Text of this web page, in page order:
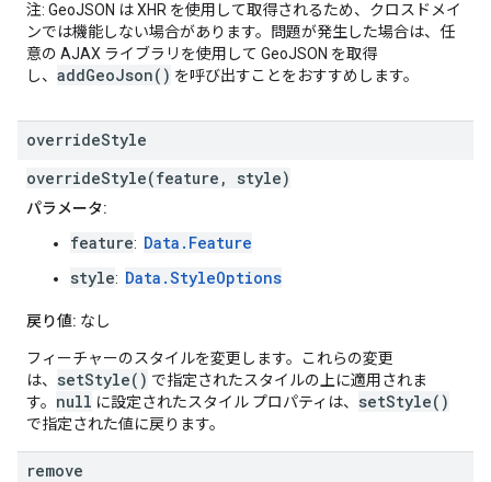
注: GeoJSON は XHR を使用して取得されるため、クロスドメイ
ンでは機能しない場合があります。問題が発生した場合は、任
意の AJAX ライブラリを使用して GeoJSON を取得
し、 addGeoJson() を呼び出すことをおすすめします。
overrideStyle
overrideStyle(feature, style)
パラメータ:
feature: Data.Feature
style: Data.StyleOptions
戻り値: なし
フィーチャーのスタイルを変更します。これらの変更
は、 setStyle() で指定されたスタイルの上に適用されま
す。 null に設定されたスタイル プロパティは、 setStyle()
で指定された値に戻ります。
remove